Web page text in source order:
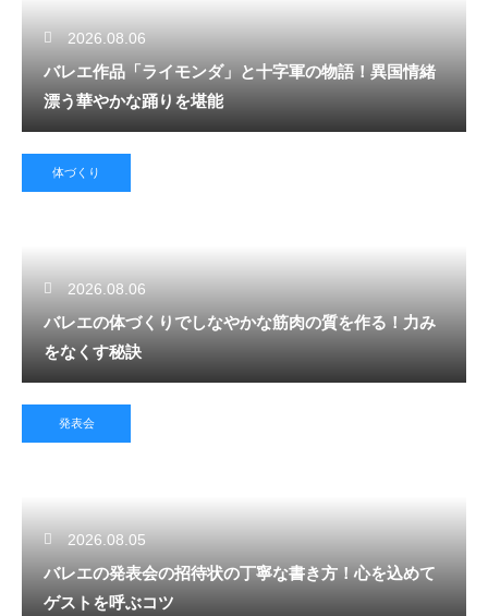
2026.08.06
バレエ作品「ライモンダ」と十字軍の物語！異国情緒
漂う華やかな踊りを堪能
体づくり
2026.08.06
バレエの体づくりでしなやかな筋肉の質を作る！力み
をなくす秘訣
発表会
2026.08.05
バレエの発表会の招待状の丁寧な書き方！心を込めて
ゲストを呼ぶコツ